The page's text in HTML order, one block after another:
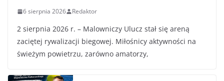
6 sierpnia 2026 Redaktor
2 sierpnia 2026 r. – Malowniczy Ulucz stał się areną
zaciętej rywalizacji biegowej. Miłośnicy aktywności na
świeżym powietrzu, zarówno amatorzy,